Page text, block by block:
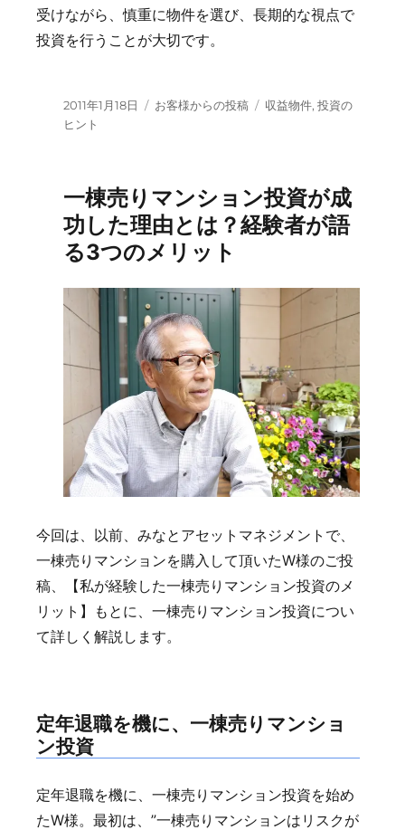
受けながら、慎重に物件を選び、長期的な視点で
投資を行うことが大切です。
投
稿
2011年1月18日
カ
お客様からの投稿
タ
収益物件,投資の
ヒント
一棟売りマンション投資が成
功した理由とは？経験者が語
る3つのメリット
今回は、以前、みなとアセットマネジメントで、
一棟売りマンションを購入して頂いたW様のご投
稿、【私が経験した一棟売りマンション投資のメ
リット】もとに、一棟売りマンション投資につい
て詳しく解説します。
定年退職を機に、一棟売りマンショ
ン投資
定年退職を機に、一棟売りマンション投資を始め
たW様。最初は、”一棟売りマンションはリスクが